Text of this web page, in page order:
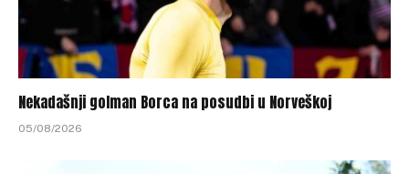
Nekadašnji golman Borca na posudbi u Norveškoj
05/08/2026